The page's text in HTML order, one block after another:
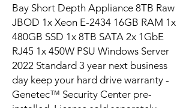
Bay Short Depth Appliance 8TB Raw
JBOD 1x Xeon E-2434 16GB RAM 1x
480GB SSD 1x 8TB SATA 2x 1GbE
RJ45 1x 450W PSU Windows Server
2022 Standard 3 year next business
day keep your hard drive warranty -
Genetec™ Security Center pre-